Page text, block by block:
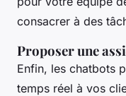
consacrer à des
Proposer une
Enfin, les chatbots
temps réel à vos